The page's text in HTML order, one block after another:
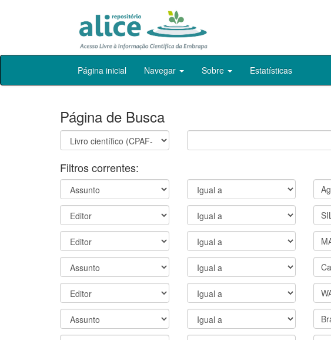
Skip
Página inicial Navegar Sobre Estatísticas
Página de Busca
Filtros correntes: